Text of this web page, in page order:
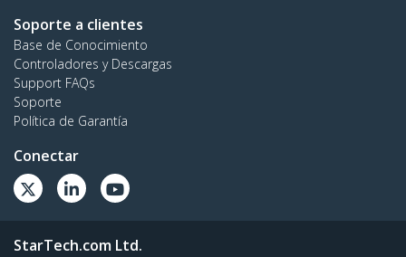
Soporte a clientes
Base de Conocimiento
Controladores y Descargas
Support FAQs
Soporte
Política de Garantía
Conectar
StarTech.com Ltd.